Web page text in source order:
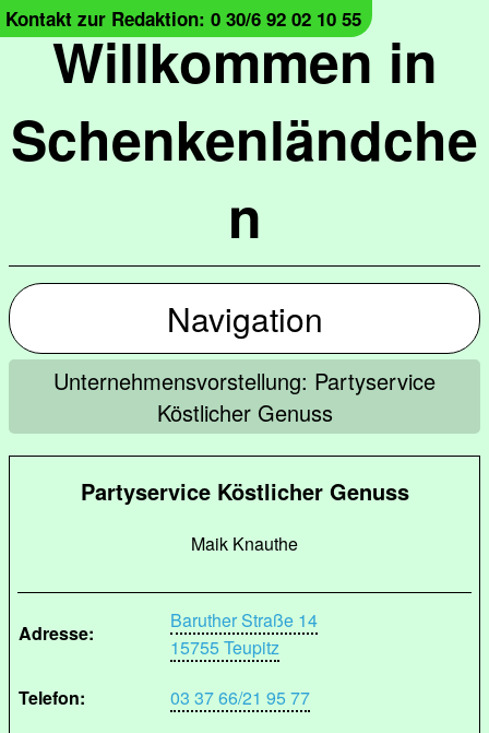
Willkommen in
Schenkenländche
n
Kontakt zur Redaktion: 0 30/6 92 02 10 55
Navigation
Unternehmensvorstellung: Partyservice
Köstlicher Genuss
Partyservice Köstlicher Genuss
Maik Knauthe
Adresse:
Baruther Straße 14
15755 Teupitz
Telefon:
03 37 66/21 95 77